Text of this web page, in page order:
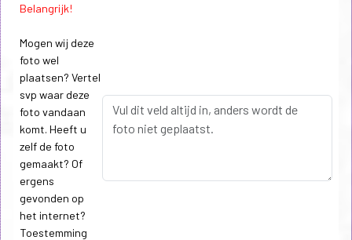
Belangrijk!
Mogen wij deze
foto wel
plaatsen? Vertel
svp waar deze
foto vandaan
komt. Heeft u
zelf de foto
gemaakt? Of
ergens
gevonden op
het internet?
Toestemming